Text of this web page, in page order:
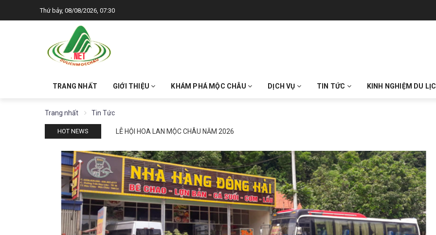
Thứ bảy, 08/08/2026, 07:30
TRANG NHẤT GIỚI THIỆU KHÁM PHÁ MỘC CHÂU DỊCH VỤ TIN TỨC KINH NGHIỆM DU
Trang nhất Tin Tức
HOT NEWS LỄ HỘI HOA LAN MỘC CHÂU NĂM 2026